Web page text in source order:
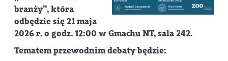
branży”, która
odbędzie się 21 maja
2026 r. o godz. 12:00 w Gmachu NT, sala 242.
Tematem przewodnim debaty będzie: